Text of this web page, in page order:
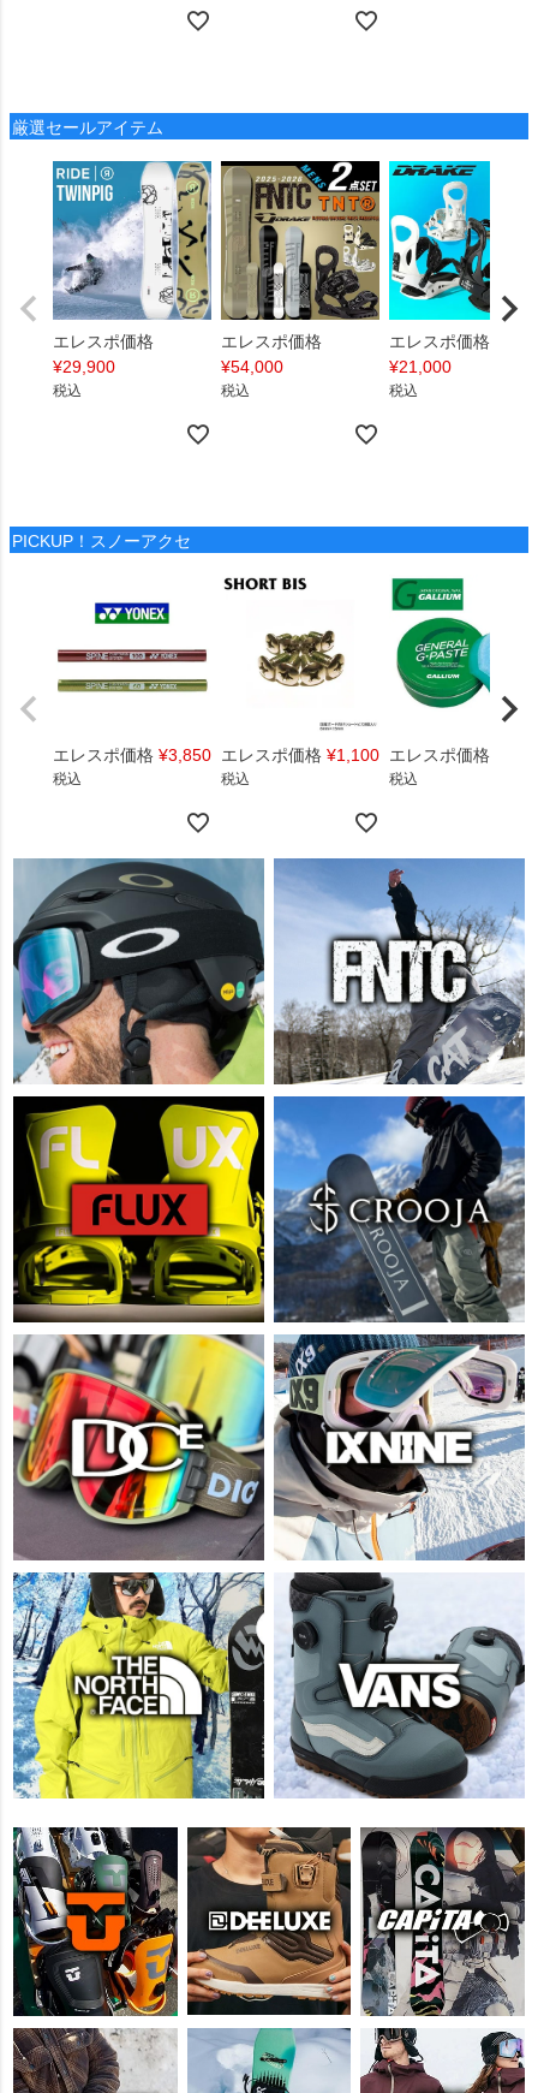
厳選セールアイテム
エレスポ価格
¥29,900
税込
エレスポ価格
¥54,000
税込
エレスポ価格
¥21,000
税込
PICKUP！スノーアクセ
エレスポ価格 ¥3,850
税込
エレスポ価格 ¥1,100
税込
エレスポ価格
税込